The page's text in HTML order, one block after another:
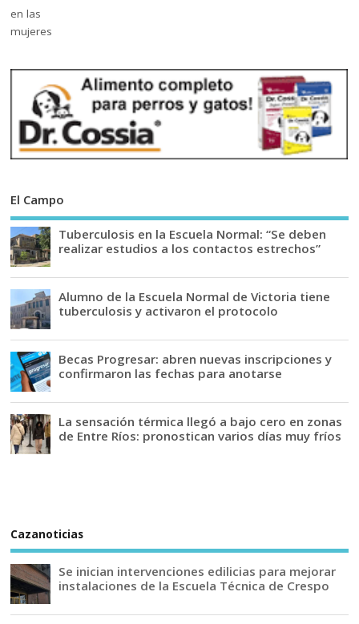
El Campo
Tuberculosis en la Escuela Normal: “Se deben
realizar estudios a los contactos estrechos”
Alumno de la Escuela Normal de Victoria tiene
tuberculosis y activaron el protocolo
Becas Progresar: abren nuevas inscripciones y
confirmaron las fechas para anotarse
La sensación térmica llegó a bajo cero en zonas
de Entre Ríos: pronostican varios días muy fríos
Cazanoticias
Se inician intervenciones edilicias para mejorar
instalaciones de la Escuela Técnica de Crespo